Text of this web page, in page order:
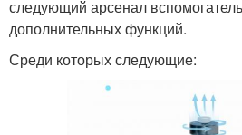
следующий арсенал
дополнительных функций.
Среди которых следующие: